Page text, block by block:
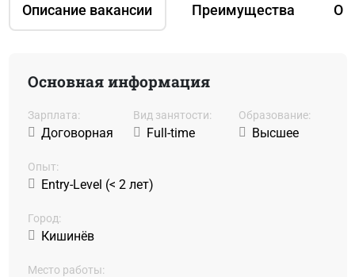
Описание вакансии Преимущества О
Основная информация
Зарплата:
Договорная
Вид занятости:
Full-time
Образование:
Высшее
Oпыт:
Entry-Level (< 2 лет)
Город:
Кишинёв
Место работы: